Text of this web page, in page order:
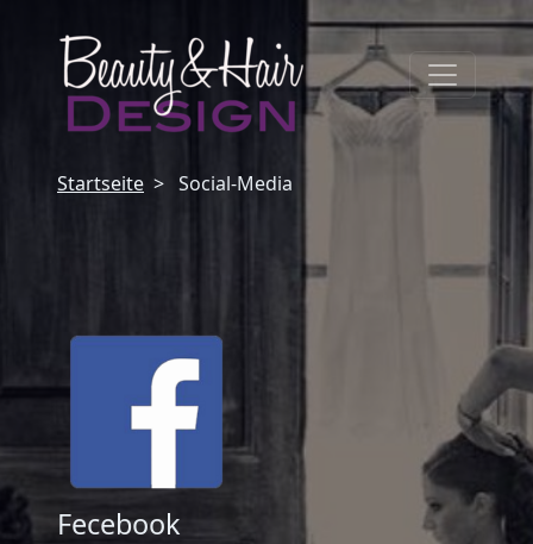
Startseite Social-Media
Fecebook